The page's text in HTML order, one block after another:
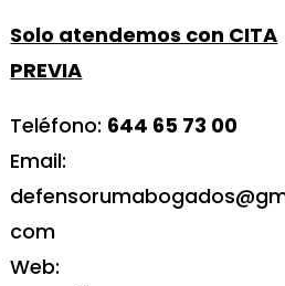
Solo atendemos con CITA
PREVIA
Teléfono: 644 65 73 00
Email:
com
Web: